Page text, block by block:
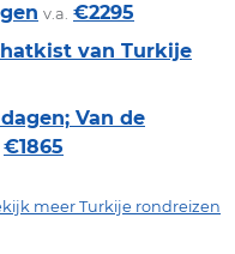
v.a. €2295
van Turkije
dagen; Van de
€1865
meer Turkije rondreizen